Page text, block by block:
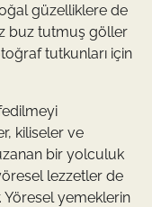
güzelliklere de
buz tutmuş göller
tutkunları için
kiliseler ve
bir yolculuk
lezzetler de
Yöresel yemeklerin